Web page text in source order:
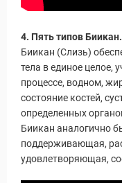
4. Пять типов Биикан.
Биикан (Слизь)
тела в единое целое,
процессе, водном,
состояние костей,
определенных
Биикан аналогично
поддерживающая,
удовлетворяющая,